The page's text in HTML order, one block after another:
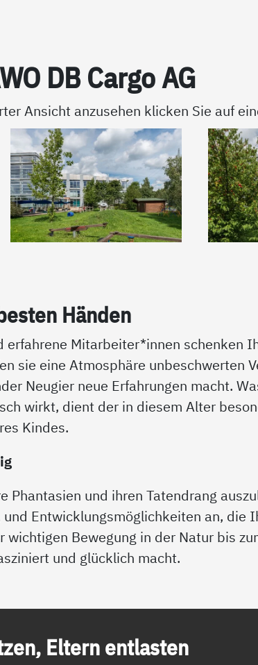
DB Car­go AG
Ansicht anzusehen klicken Sie auf
Hän­den
erfahrene Mitarbeiter*innen schenken
sie eine Atmosphäre unbeschwerten
Neugier neue Erfahrungen macht.
wirkt, dient der in diesem Alter
Kindes.
Phantasien und ihren Tatendrang
Entwicklungsmöglichkeiten an, die
wichtigen Bewegung in der Natur bis
und glücklich macht.
El­tern ent­las­ten